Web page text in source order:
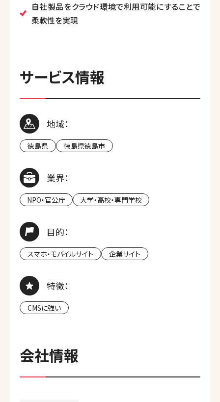
自社製品をクラウド環境で利用可能にすることで
柔軟性を実現
サービス情報
地域：
徳島県 徳島県徳島市
業界：
NPO・官公庁 大学・高校・専門学校
目的：
スマホ・モバイルサイト 企業サイト
特徴：
CMSに強い
会社情報